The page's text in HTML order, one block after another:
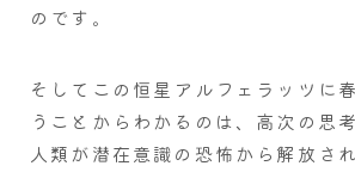
のです。
そしてこの恒星アルフェラッツに
うことからわかるのは、高次の思
人類が潜在意識の恐怖から解放さ